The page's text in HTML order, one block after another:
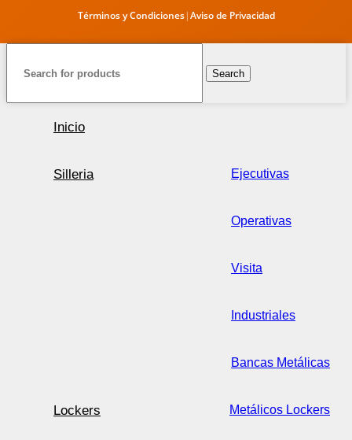
Términos y Condiciones|Aviso de Privacidad
Search
Inicio
Silleria Ejecutivas
Operativas
Visita
Industriales
Bancas Metálicas
Lockers Metálicos Lockers